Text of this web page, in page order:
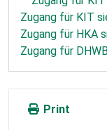
Zugang für KIT
Zugang für HKA
Zugang für
Print